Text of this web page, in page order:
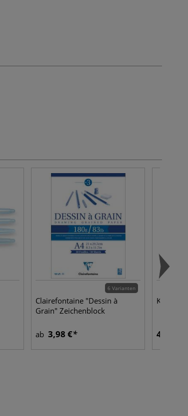
6 Varianten
Clairefontaine "Dessin à
Grain" Zeichenblock
ab 3,98 € 4,24 €